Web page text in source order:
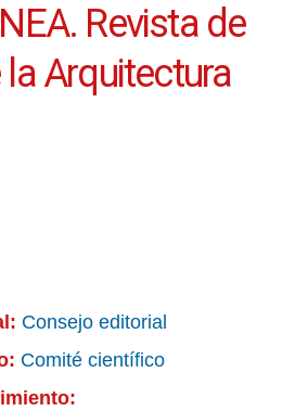
Revista de
Arquitectura
Consejo editorial
Comité científico